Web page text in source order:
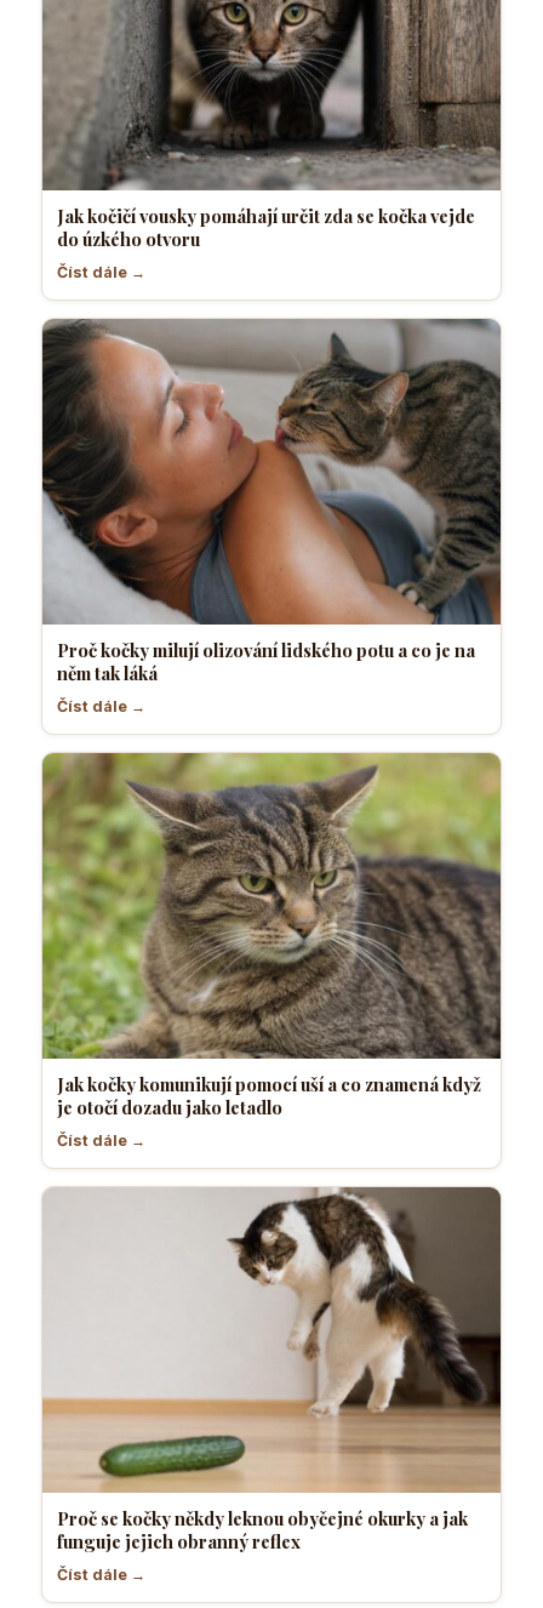
Jak kočičí vousky pomáhají určit zda se kočka vejde
do úzkého otvoru
Číst dále →
Proč kočky milují olizování lidského potu a co je na
něm tak láká
Číst dále →
Jak kočky komunikují pomocí uší a co znamená když
je otočí dozadu jako letadlo
Číst dále →
Proč se kočky někdy leknou obyčejné okurky a jak
funguje jejich obranný reflex
Číst dále →